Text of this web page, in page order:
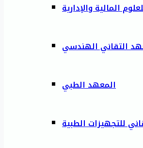
المالية والإدارية
التقاني الهندسي
المعهد الطبي
للتجهيزات الطبية